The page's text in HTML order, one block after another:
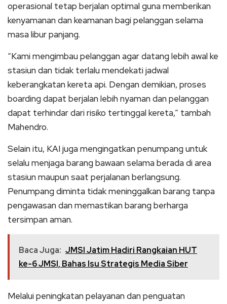
operasional tetap berjalan optimal guna memberikan
kenyamanan dan keamanan bagi pelanggan selama
masa libur panjang.
“Kami mengimbau pelanggan agar datang lebih awal ke
stasiun dan tidak terlalu mendekati jadwal
keberangkatan kereta api. Dengan demikian, proses
boarding dapat berjalan lebih nyaman dan pelanggan
dapat terhindar dari risiko tertinggal kereta,” tambah
Mahendro.
Selain itu, KAI juga mengingatkan penumpang untuk
selalu menjaga barang bawaan selama berada di area
stasiun maupun saat perjalanan berlangsung.
Penumpang diminta tidak meninggalkan barang tanpa
pengawasan dan memastikan barang berharga
tersimpan aman.
Baca Juga: JMSI Jatim Hadiri Rangkaian HUT
ke-6 JMSI, Bahas Isu Strategis Media Siber
Melalui peningkatan pelayanan dan penguatan